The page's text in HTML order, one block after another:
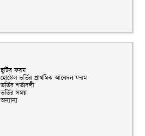
ছুটির ফরম
হোস্টেল ভর্তির প্রাথমিক আবেদন ফরম
ভর্তির শর্তাবলী
ভর্তির সময়
অন্যান্য